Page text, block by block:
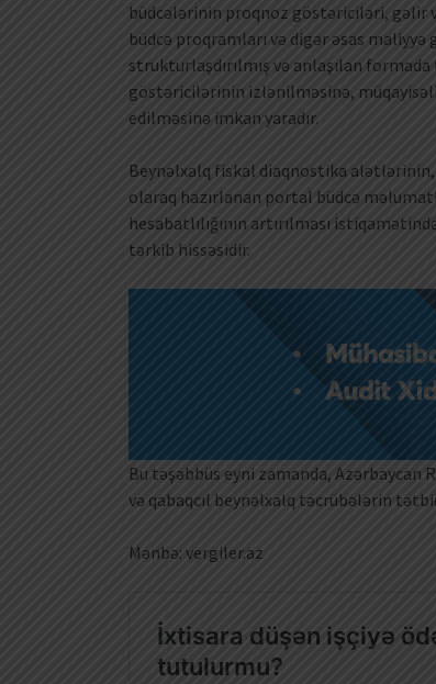
büdcələrinin proqnoz göstəriciləri, gəlir
büdcə proqramları və digər əsas
strukturlaşdırılmış və anlaşılan
göstəricilərinin izlənilməsinə,
edilməsinə imkan yaradır.
Beynəlxalq fiskal diaqnostika alətlərinin,
olaraq hazırlanan portal büdcə
hesabatlılığının artırılması
tərkib hissəsidir.
Bu təşəbbüs eyni zamanda, Azərbaycan
və qabaqcıl beynəlxalq təcrübələrin
Mənbə: vergiler.az